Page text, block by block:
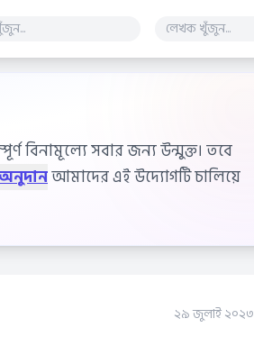
বিনামূল্যে সবার জন্য উন্মুক্ত। তবে
অনুদানআমাদের এই উদ্যোগটি চালিয়ে
২৯ জুলাই ২০২৩